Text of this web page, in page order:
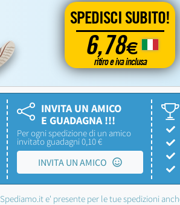
SPEDISCI SUBITO!
6,78€
ritiro e iva inclusa
INVITA UN AMICO
E GUADAGNA !!!
Per ogni spedizione di un amico
invitato guadagni 0,10 €
INVITA UN AMICO
Spediamo.it e' presente per le tue spedizioni